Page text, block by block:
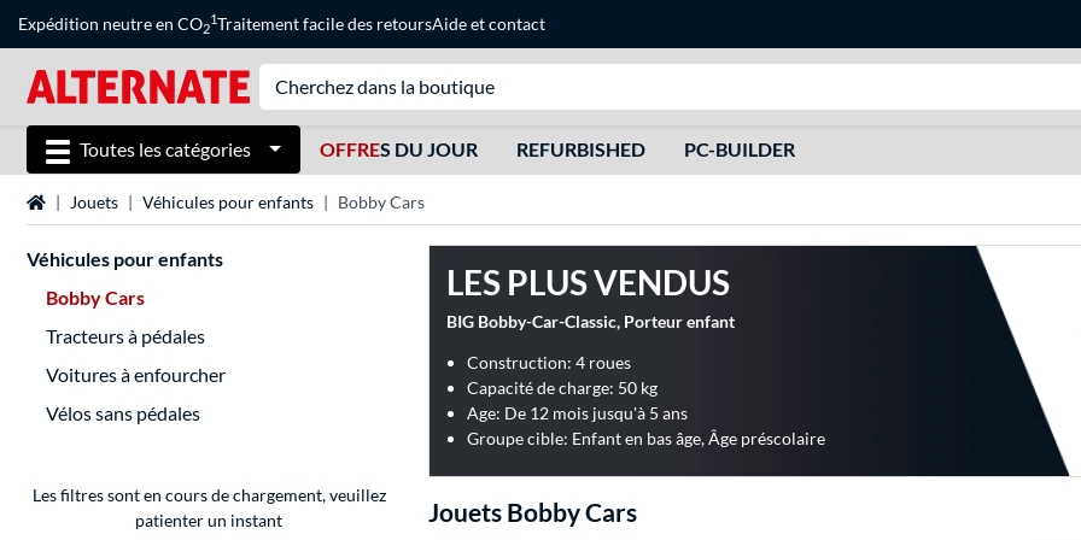
Expédition neutre en CO2
1Traitement facile des retoursAideetcontact
Toutes les catégories OFFRES DU JOUR REFURBISHED PC-BUILDER
Page d'accueil
Jouets Véhicules pour enfants Bobby Cars
Véhicules pour enfants
Bobby Cars
Tracteurs à pédales
Voitures à enfourcher
Vélos sans pédales
Les filtres sont en cours de chargement, veuillez
patienter un instant
LES PLUS VENDUS
BIG Bobby-Car-Classic, Porteur enfant
Construction: 4 roues
Capacité de charge: 50 kg
Age: De 12 mois jusqu'à 5 ans
Groupe cible: Enfant en bas âge, Âge préscolaire
Jouets Bobby Cars